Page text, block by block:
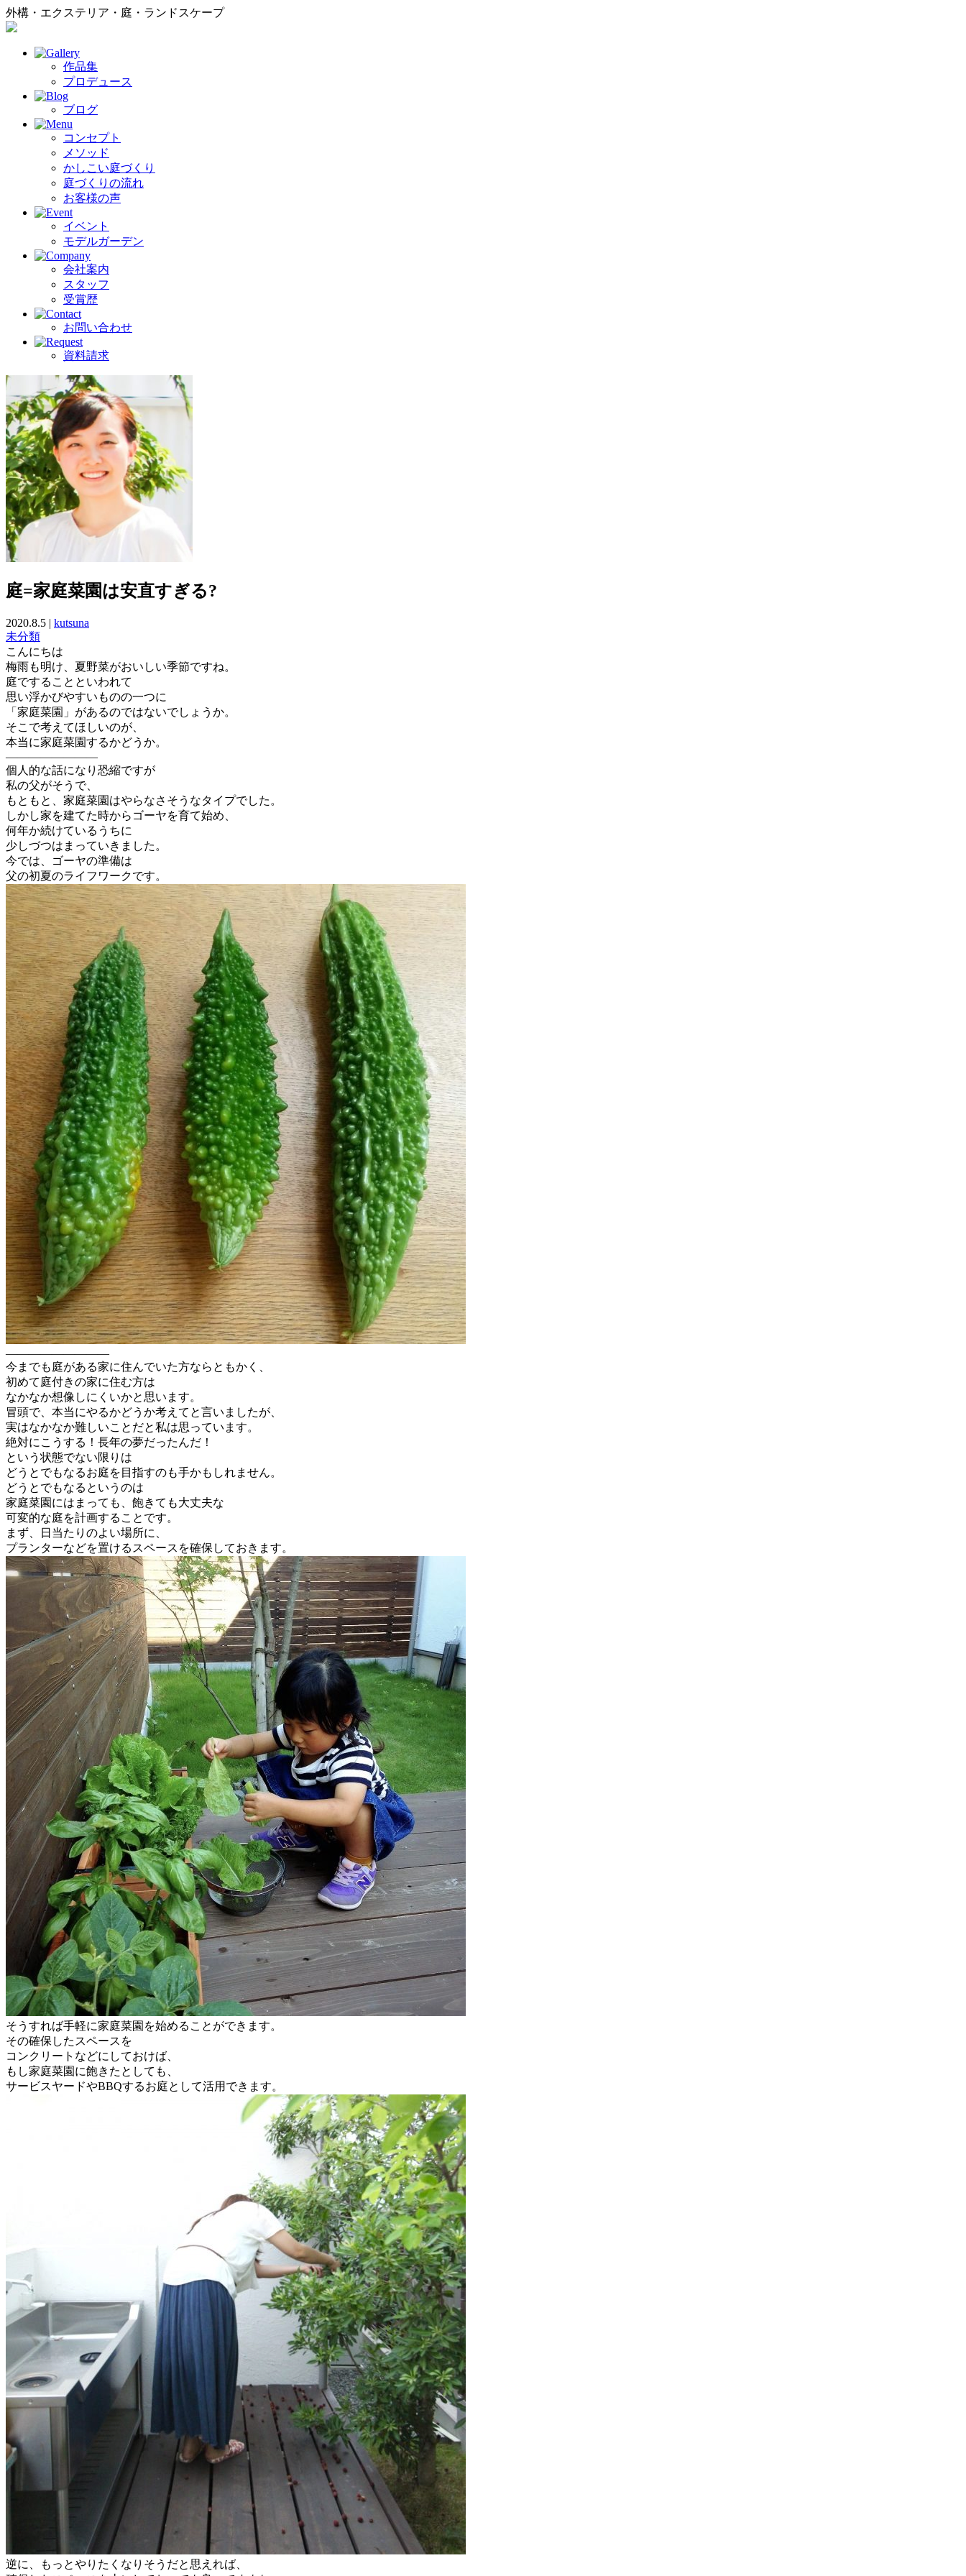
外構・エクステリア・庭・ランドスケープ
作品集
プロデュース
ブログ
コンセプト
メソッド
かしこい庭づくり
庭づくりの流れ
お客様の声
イベント
モデルガーデン
会社案内
スタッフ
受賞歴
お問い合わせ
資料請求
庭=家庭菜園は安直すぎる?
2020.8.5 | kutsuna
未分類
こんにちは
梅雨も明け、夏野菜がおいしい季節ですね。
庭ですることといわれて
思い浮かびやすいものの一つに
「家庭菜園」があるのではないでしょうか。
そこで考えてほしいのが、
本当に家庭菜園するかどうか。
————————
個人的な話になり恐縮ですが
私の父がそうで、
もともと、 家庭菜園はやらなさそうなタイプでした。
しかし家を建てた時からゴーヤを育て始め、
何年か続けているうちに
少しづつはまっていきました。
今では、ゴーヤの準備は
父の初夏のライフワークです。
—————————
今までも庭がある家に住んでいた方ならともかく、
初めて庭付きの家に住む方は
なかなか想像しにくいかと思います。
冒頭で、本当にやるかどうか考えてと言いましたが、
実はなかなか難しいことだと私は思っています。
絶対にこうする！長年の夢だったんだ！
という状態でない限りは
どうとでもなるお庭を目指すのも手かもしれません。
どうとでもなるというのは
家庭菜園にはまっても、飽きても大丈夫な
可変的な庭を計画することです。
まず、日当たりのよい場所に、
プランターなどを置けるスペースを確保しておきます。
そうすれば手軽に家庭菜園を始めることができます。
その確保したスペースを
コンクリートなどにしておけば、
もし家庭菜園に飽きたとしても、
サービスヤードやBBQするお庭として活用できます。
逆に、もっとやりたくなりそうだと思えれば、